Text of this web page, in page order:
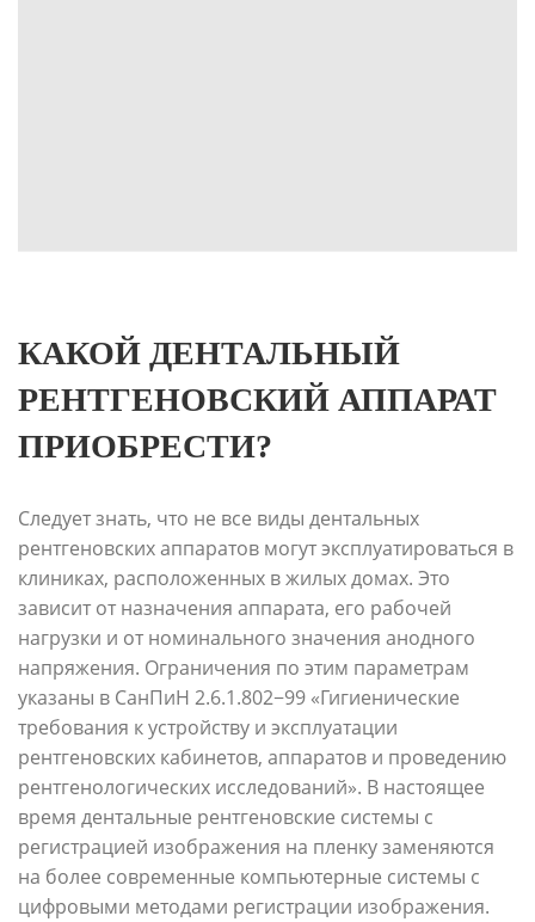
КАКОЙ ДЕНТАЛЬНЫЙ
РЕНТГЕНОВСКИЙ АППАРАТ
ПРИОБРЕСТИ?
Следует знать, что не все виды дентальных
рентгеновских аппаратов могут эксплуатироваться в
клиниках, расположенных в жилых домах. Это
зависит от назначения аппарата, его рабочей
нагрузки и от номинального значения анодного
напряжения. Ограничения по этим параметрам
указаны в СанПиН 2.6.1.802−99 «Гигиенические
требования к устройству и эксплуатации
рентгеновских кабинетов, аппаратов и проведению
рентгенологических исследований». В настоящее
время дентальные рентгеновские системы с
регистрацией изображения на пленку заменяются
на более современные компьютерные системы с
цифровыми методами регистрации изображения.